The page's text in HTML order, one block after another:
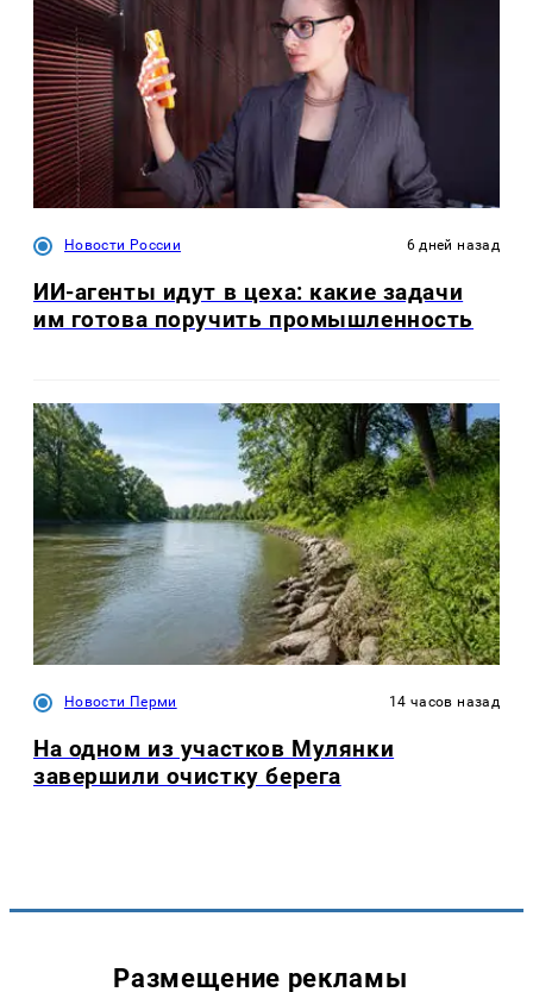
Новости России 6 дней назад
ИИ-агенты идут в цеха: какие задачи
им готова поручить промышленность
Новости Перми 14 часов назад
На одном из участков Мулянки
завершили очистку берега
Размещение рекламы